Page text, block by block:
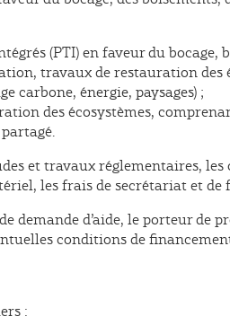
(PTI) en faveur du
travaux de restauration
carbone, énergie, paysages) ;
des écosystèmes,
et travaux réglementaires,
les frais de secrétariat et
demande d’aide, le porteur
conditions de
: